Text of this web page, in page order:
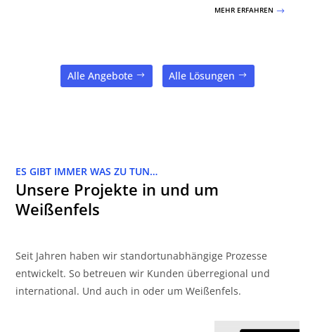
MEHR ERFAHREN $
Alle Angebote Alle Lösungen
ES GIBT IMMER WAS ZU TUN…
Unsere Projekte in und um
Weißenfels
Seit Jahren haben wir standortunabhängige Prozesse
entwickelt. So betreuen wir Kunden überregional und
international. Und auch in oder um Weißenfels.